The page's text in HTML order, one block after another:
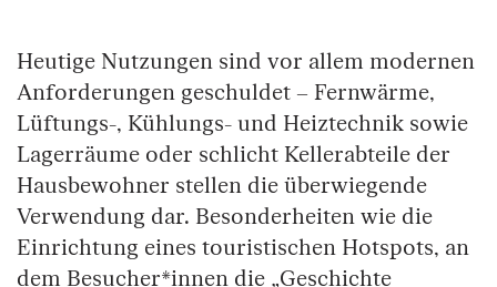
Heutige Nutzungen sind vor allem modernen
Anforderungen geschuldet – Fernwärme,
Lüftungs-, Kühlungs- und Heiztechnik sowie
Lagerräume oder schlicht Kellerabteile der
Hausbewohner stellen die überwiegende
Verwendung dar. Besonderheiten wie die
Einrichtung eines touristischen Hotspots, an
dem Besucher*innen die „Geschichte